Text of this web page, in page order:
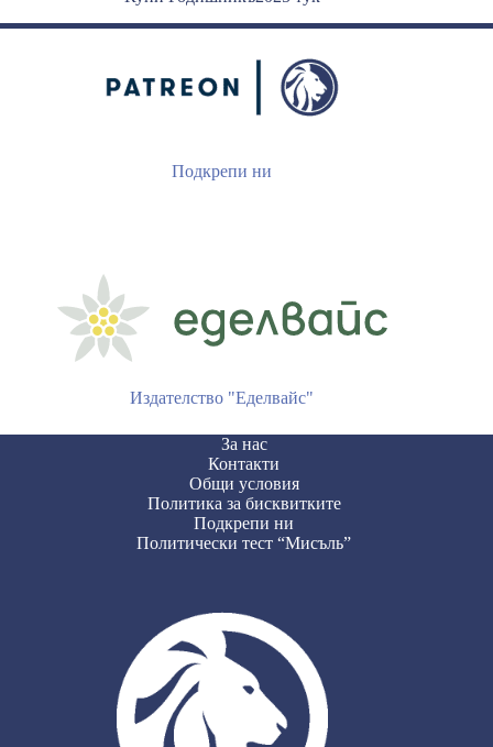
Подкрепи ни
Издателство "Еделвайс"
За нас
Контакти
Общи условия
Политика за бисквитките
Подкрепи ни
Политически тест “Мисъль”